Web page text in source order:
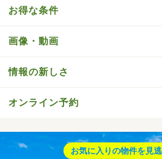
お得な条件
画像・動画
情報の新しさ
オンライン予約
お気に入りの物件を見